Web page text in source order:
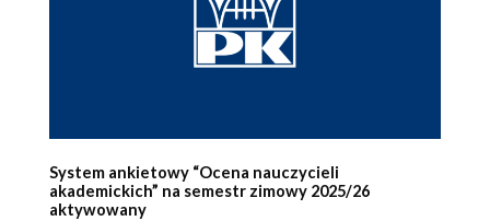
System ankietowy “Ocena nauczycieli
akademickich” na semestr zimowy 2025/26
aktywowany